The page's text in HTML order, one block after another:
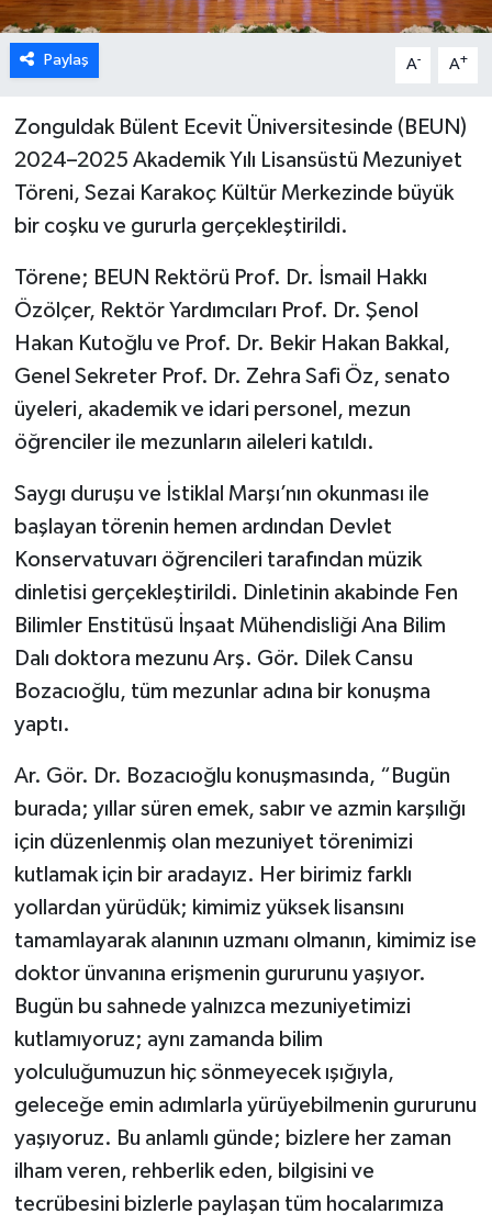
Paylaş A- A+
Zonguldak Bülent Ecevit Üniversitesinde (BEUN)
2024–2025 Akademik Yılı Lisansüstü Mezuniyet
Töreni, Sezai Karakoç Kültür Merkezinde büyük
bir coşku ve gururla gerçekleştirildi.
Törene; BEUN Rektörü Prof. Dr. İsmail Hakkı
Özölçer, Rektör Yardımcıları Prof. Dr. Şenol
Hakan Kutoğlu ve Prof. Dr. Bekir Hakan Bakkal,
Genel Sekreter Prof. Dr. Zehra Safi Öz, senato
üyeleri, akademik ve idari personel, mezun
öğrenciler ile mezunların aileleri katıldı.
Saygı duruşu ve İstiklal Marşı’nın okunması ile
başlayan törenin hemen ardından Devlet
Konservatuvarı öğrencileri tarafından müzik
dinletisi gerçekleştirildi. Dinletinin akabinde Fen
Bilimler Enstitüsü İnşaat Mühendisliği Ana Bilim
Dalı doktora mezunu Arş. Gör. Dilek Cansu
Bozacıoğlu, tüm mezunlar adına bir konuşma
yaptı.
Ar. Gör. Dr. Bozacıoğlu konuşmasında, “Bugün
burada; yıllar süren emek, sabır ve azmin karşılığı
için düzenlenmiş olan mezuniyet törenimizi
kutlamak için bir aradayız. Her birimiz farklı
yollardan yürüdük; kimimiz yüksek lisansını
tamamlayarak alanının uzmanı olmanın, kimimiz ise
doktor ünvanına erişmenin gururunu yaşıyor.
Bugün bu sahnede yalnızca mezuniyetimizi
kutlamıyoruz; aynı zamanda bilim
yolculuğumuzun hiç sönmeyecek ışığıyla,
geleceğe emin adımlarla yürüyebilmenin gururunu
yaşıyoruz. Bu anlamlı günde; bizlere her zaman
ilham veren, rehberlik eden, bilgisini ve
tecrübesini bizlerle paylaşan tüm hocalarımıza